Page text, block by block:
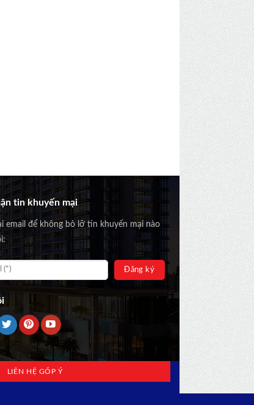
tin khuyến mại
email để không bỏ lỡ tin khuyến mại nào
LIÊN HỆ GÓP Ý